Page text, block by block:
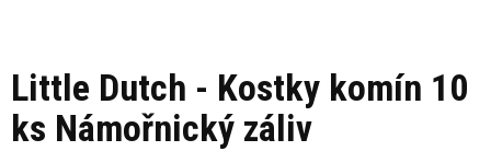
Little Dutch - Kostky komín 10
ks Námořnický záliv